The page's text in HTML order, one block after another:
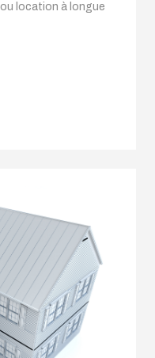
location à longue